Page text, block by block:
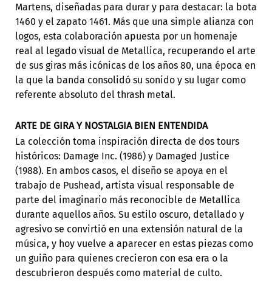
Martens, diseñadas para durar y para destacar: la bota
1460 y el zapato 1461. Más que una simple alianza con
logos, esta colaboración apuesta por un homenaje
real al legado visual de Metallica, recuperando el arte
de sus giras más icónicas de los años 80, una época en
la que la banda consolidó su sonido y su lugar como
referente absoluto del thrash metal.
ARTE DE GIRA Y NOSTALGIA BIEN ENTENDIDA
La colección toma inspiración directa de dos tours
históricos: Damage Inc. (1986) y Damaged Justice
(1988). En ambos casos, el diseño se apoya en el
trabajo de Pushead, artista visual responsable de
parte del imaginario más reconocible de Metallica
durante aquellos años. Su estilo oscuro, detallado y
agresivo se convirtió en una extensión natural de la
música, y hoy vuelve a aparecer en estas piezas como
un guiño para quienes crecieron con esa era o la
descubrieron después como material de culto.